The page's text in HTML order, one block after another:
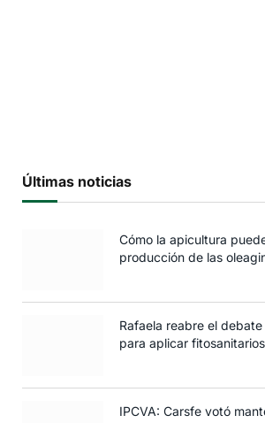
Últimas noticias
Cómo la apicultura
producción de las
Rafaela reabre el
para aplicar fitosanitarios
IPCVA: Carsfe votó